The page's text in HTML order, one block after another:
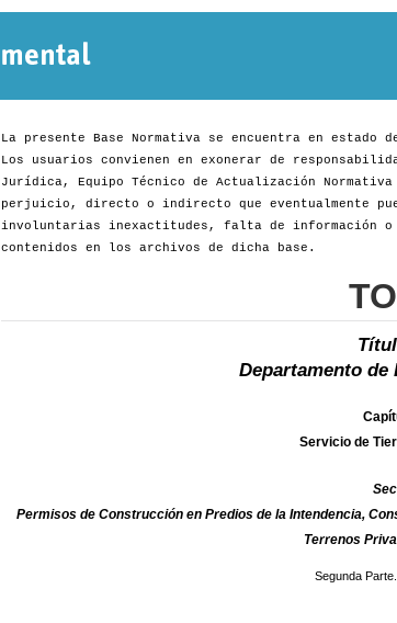
La presente Base Normativa se encuentra en estado
Los usuarios convienen en exonerar de
Jurídica, Equipo Técnico de Actualización
perjuicio, directo o indirecto que eventualmente
involuntarias inexactitudes, falta de información o
contenidos en los archivos de dicha base.
Departamento de
Servicio de
Permisos de Construcción en Predios de la Intendencia,
Terrenos
Segunda